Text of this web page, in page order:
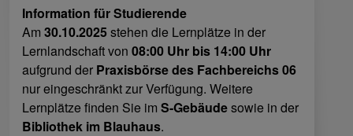
Information für Studierende
Am 30.10.2025stehen die Lernplätze in der
Lernlandschaft von 08:00 Uhr bis 14:00 Uhr
aufgrund der Praxisbörse des Fachbereichs 06
nur eingeschränkt zur Verfügung. Weitere
Lernplätze finden Sie im S-Gebäudesowie in der
Bibliothek im Blauhaus.